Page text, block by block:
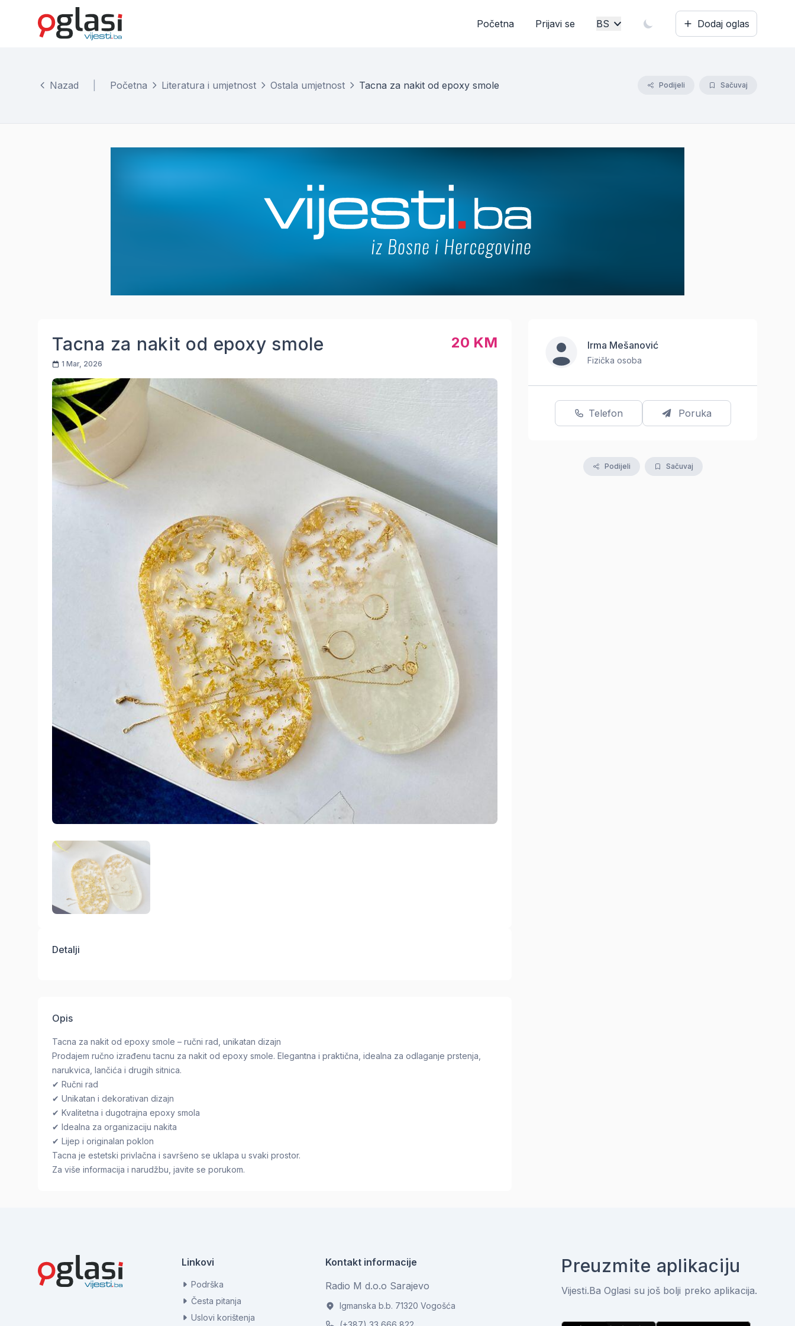
Početna Prijavi se BS Dodaj oglas
Nazad Početna Literatura i umjetnost Ostala umjetnost Tacna za nakit od epoxy smole Podijeli Sačuvaj
Tacna za nakit od epoxy smole
1 Mar, 2026
20 KM
Detalji
Opis
Tacna za nakit od epoxy smole – ručni rad, unikatan dizajn
Prodajem ručno izrađenu tacnu za nakit od epoxy smole. Elegantna i praktična, idealna za odlaganje prstenja,
narukvica, lančića i drugih sitnica.
✔ Ručni rad
✔ Unikatan i dekorativan dizajn
✔ Kvalitetna i dugotrajna epoxy smola
✔ Idealna za organizaciju nakita
✔ Lijep i originalan poklon
Tacna je estetski privlačna i savršeno se uklapa u svaki prostor.
Za više informacija i narudžbu, javite se porukom.
Irma Mešanović
Fizička osoba
Telefon Poruka
Podijeli Sačuvaj
Linkovi
Podrška
Česta pitanja
Uslovi korištenja
Kontakt informacije
Radio M d.o.o Sarajevo
Igmanska b.b. 71320 Vogošća
Preuzmite aplikaciju
Vijesti.Ba Oglasi su još bolji preko aplikacija.